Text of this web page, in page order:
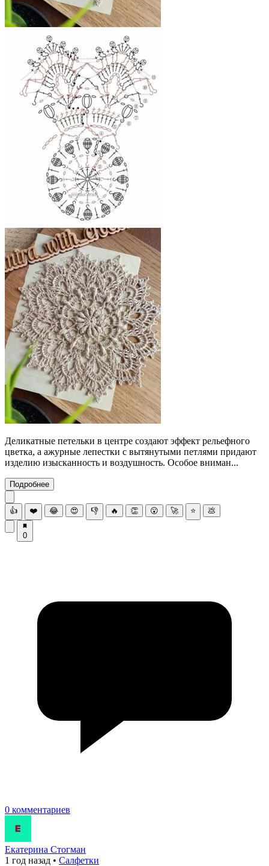
Деликатные петельки в центре создают эффект рельефного
цветка, а ажурные лепестки с вытянутыми петлями придают
изделию изысканность и воздушность. Особое вниман...
Подробнее
👍 ❤️ 😂 😍 👎 🔥 👏 😮 🚀 ⭐ 💩
0
0 комментариев
Екатерина Стогман
1 год назад • Салфетки